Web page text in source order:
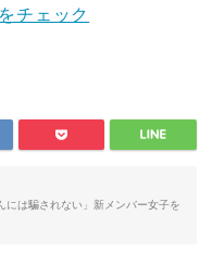
チェック
は騙されない」新メンバー女子を